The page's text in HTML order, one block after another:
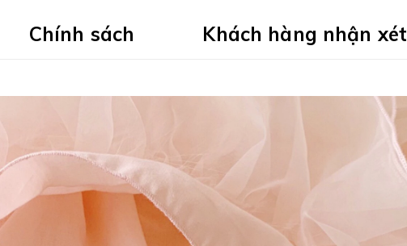
Chính sách Khách hàng nhận xét